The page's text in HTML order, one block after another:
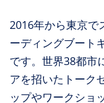
2016年から東京で
ーディングブート
です。世界38都市
アを招いたトーク
ップやワークショ